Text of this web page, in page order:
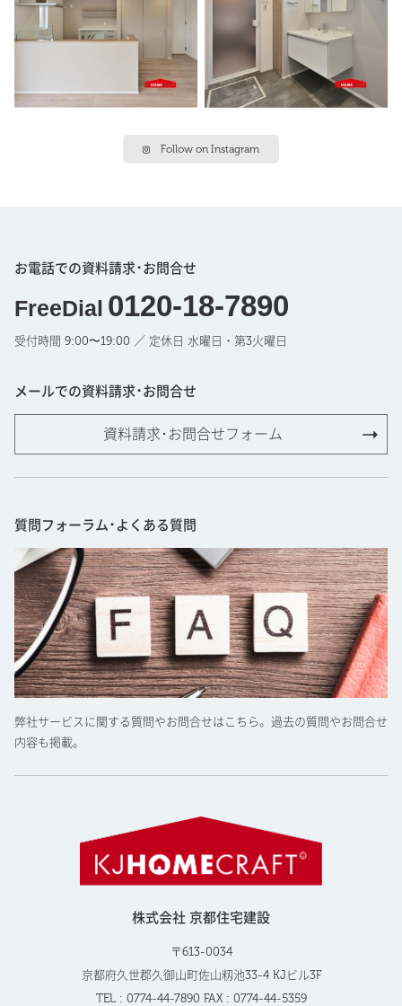
Follow on Instagram
お電話での資料請求･お問合せ
FreeDial 0120-18-7890
受付時間 9:00〜19:00 ／ 定休日 水曜日・第3火曜日
メールでの資料請求･お問合せ
資料請求･お問合せフォーム
質問フォーラム･よくある質問
弊社サービスに関する質問やお問合せはこちら。過去の質問やお問合せ
内容も掲載。
株式会社 京都住宅建設
〒613-0034
京都府久世郡久御山町佐山籾池33-4 KJビル3F
TEL : 0774-44-7890 FAX : 0774-44-5359